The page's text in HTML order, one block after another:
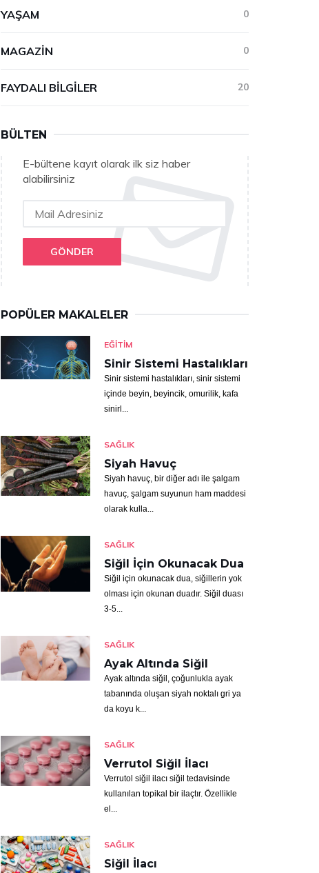
YAŞAM 0
MAGAZIN 0
FAYDALI BILGILER 20
BÜLTEN
E-bültene kayıt olarak ilk siz haber
alabilirsiniz
GÖNDER
POPÜLER MAKALELER
EĞITIM
Sinir Sistemi Hastalıkları
Sinir sistemi hastalıkları, sinir sistemi
içinde beyin, beyincik, omurilik, kafa
sinirl...
SAĞLIK
Siyah Havuç
Siyah havuç, bir diğer adı ile şalgam
havuç, şalgam suyunun ham maddesi
olarak kulla...
SAĞLIK
Siğil İçin Okunacak Dua
Siğil için okunacak dua, siğillerin yok
olması için okunan duadır. Siğil duası
3-5...
SAĞLIK
Ayak Altında Siğil
Ayak altında siğil, çoğunlukla ayak
tabanında oluşan siyah noktalı gri ya
da koyu k...
SAĞLIK
Verrutol Siğil İlacı
Verrutol siğil ilacı siğil tedavisinde
kullanılan topikal bir ilaçtır. Özellikle
el...
SAĞLIK
Siğil İlacı